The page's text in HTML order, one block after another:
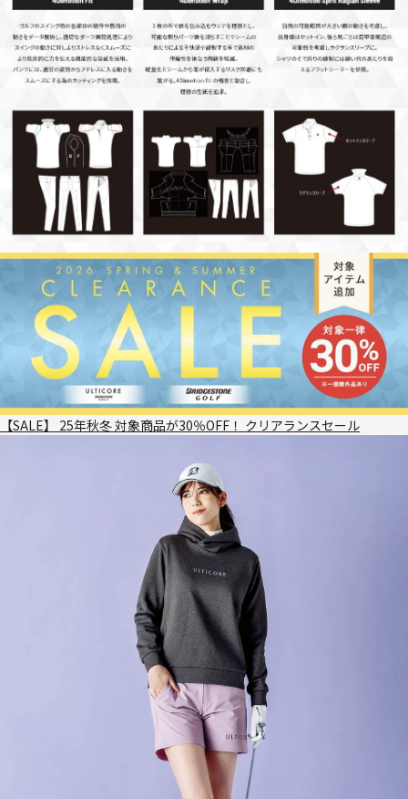
【SALE】 25年秋冬 対象商品が30％OFF！ クリアランスセール